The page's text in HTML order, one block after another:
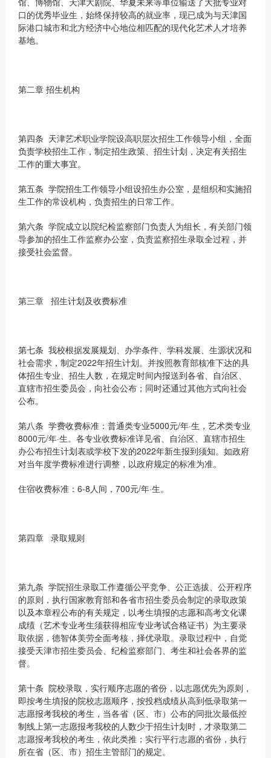
口的优秀毕业生，始终保持较高的就业率，现已成为与天津国
际港口城市和北方经济中心地位相匹配的现代化艺术人才培养
基地。
第二章 招生机构
第四条 天津艺术职业学院设高职层次招生工作领导小组，全面
负责学校招生工作，制定招生政策、招生计划，决定有关招生
工作的重大事宜。
第五条 学院招生工作领导小组设招生办公室，是组织和实施招
生工作的常设机构，负责招生的日常工作。
第六条 学院成立以院纪检监察部门负责人为组长，有关部门领
导参加的招生工作监察办公室，负责监察招生录取全过程，并
接受社会监督。
第三章 招生计划及收费标准
第七条 我校根据发展规划、办学条件、学科发展、生源状况和
社会需求，制定2022年招生计划。并按照教育部核准下达的具
体招生专业、招生人数，在规定时间内报送到各省、自治区、
直辖市招生委员会，向社会公布；同时还通过其他方式向社会
公布。
第八条 学费收费标准：普通类专业5000元/年·生，艺术类专业
8000元/年·生。各专业收费标准详见省、自治区、直辖市招生
办公布招生计划表或学校下发的2022年新生报到须知。如政府
对当年度学费标准进行调整，以政府规定的标准为准。
住宿收费标准：6-8人间，700元/年·生。
第四章 录取规则
第九条 学院招生录取工作遵循公平竞争、公正选拔、公开程序
的原则，执行国家教育部和各省市招生委员会制定的录取政策
以及本章程公布的有关规定，以考生填报的志愿和高考文化课
成绩（艺术专业考生须获得相应专业考试合格证书）为主要录
取依据，德智体美劳全面考核，择优录取。录取过程中，自觉
接受天津市招生委员会、纪检监察部门、考生和社会各界的监
督。
第十条 院校录取，实行顺序志愿的省份，以志愿优先为原则，
即按考生填报的院校志愿顺序，按投档成绩从高到低录取第一
志愿报考我校的考生，当各省（区、市）公布的同批次最低控
制线上第一志愿报考我校的人数少于招生计划时，才录取第二
志愿报考我校的考生，依此类推；实行平行志愿的省份，执行
所在省（区、市）招生主管部门的规定。